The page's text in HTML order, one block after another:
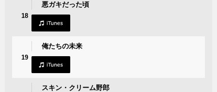
18
悪ガキだった頃
19
俺たちの未来
スキン・クリーム野郎